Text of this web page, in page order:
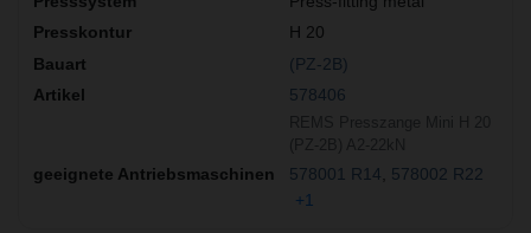
H 20
(PZ-2B)
578406
578001 R14
578002 R22
+1